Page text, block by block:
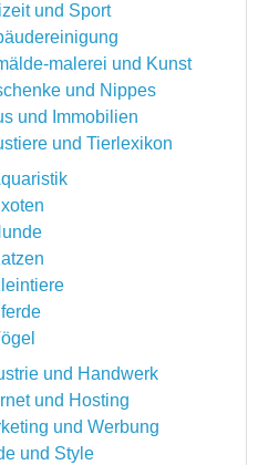
und Sport
malerei und Kunst
und Nippes
und Immobilien
und Tierlexikon
und Handwerk
und Hosting
und Werbung
und Style